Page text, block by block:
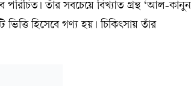
পরিচিত। তাঁর সবচেয়ে বিখ্যাত গ্রন্থ ‘আল-কানুন
হিসেবে গণ্য হয়। চিকিৎসায় তাঁর